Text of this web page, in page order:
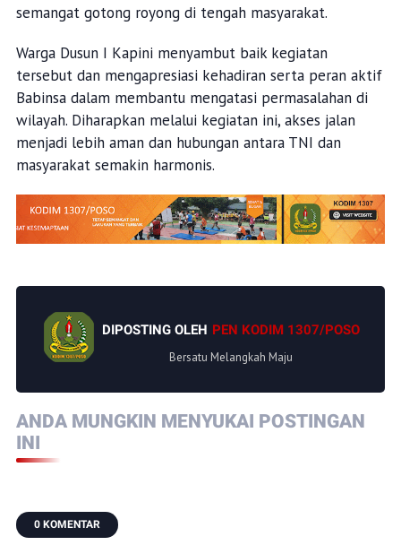
semangat gotong royong di tengah masyarakat.
Warga Dusun I Kapini menyambut baik kegiatan
tersebut dan mengapresiasi kehadiran serta peran aktif
Babinsa dalam membantu mengatasi permasalahan di
wilayah. Diharapkan melalui kegiatan ini, akses jalan
menjadi lebih aman dan hubungan antara TNI dan
masyarakat semakin harmonis.
DIPOSTING OLEH PEN KODIM 1307/POSO
Bersatu Melangkah Maju
ANDA MUNGKIN MENYUKAI POSTINGAN
INI
0 KOMENTAR